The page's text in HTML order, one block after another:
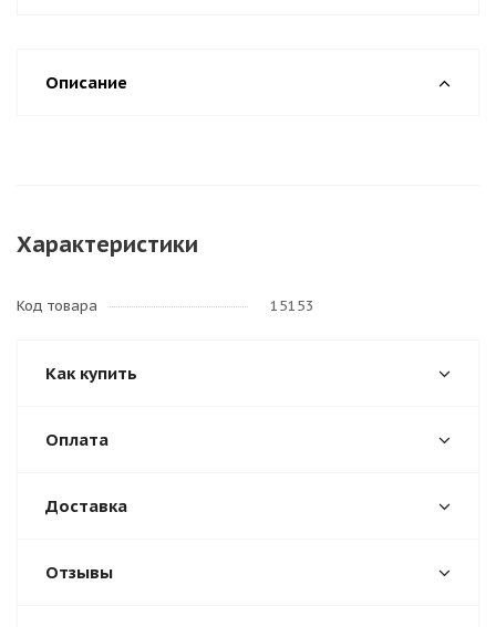
Описание
Характеристики
Код товара 15153
Как купить
Оплата
Доставка
Отзывы